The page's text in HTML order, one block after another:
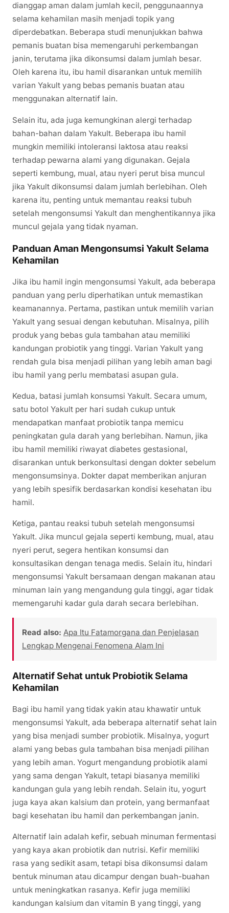
dianggap aman dalam jumlah kecil, penggunaannya
selama kehamilan masih menjadi topik yang
diperdebatkan. Beberapa studi menunjukkan bahwa
pemanis buatan bisa memengaruhi perkembangan
janin, terutama jika dikonsumsi dalam jumlah besar.
Oleh karena itu, ibu hamil disarankan untuk memilih
varian Yakult yang bebas pemanis buatan atau
menggunakan alternatif lain.
Selain itu, ada juga kemungkinan alergi terhadap
bahan-bahan dalam Yakult. Beberapa ibu hamil
mungkin memiliki intoleransi laktosa atau reaksi
terhadap pewarna alami yang digunakan. Gejala
seperti kembung, mual, atau nyeri perut bisa muncul
jika Yakult dikonsumsi dalam jumlah berlebihan. Oleh
karena itu, penting untuk memantau reaksi tubuh
setelah mengonsumsi Yakult dan menghentikannya jika
muncul gejala yang tidak nyaman.
Panduan Aman Mengonsumsi Yakult Selama
Kehamilan
Jika ibu hamil ingin mengonsumsi Yakult, ada beberapa
panduan yang perlu diperhatikan untuk memastikan
keamanannya. Pertama, pastikan untuk memilih varian
Yakult yang sesuai dengan kebutuhan. Misalnya, pilih
produk yang bebas gula tambahan atau memiliki
kandungan probiotik yang tinggi. Varian Yakult yang
rendah gula bisa menjadi pilihan yang lebih aman bagi
ibu hamil yang perlu membatasi asupan gula.
Kedua, batasi jumlah konsumsi Yakult. Secara umum,
satu botol Yakult per hari sudah cukup untuk
mendapatkan manfaat probiotik tanpa memicu
peningkatan gula darah yang berlebihan. Namun, jika
ibu hamil memiliki riwayat diabetes gestasional,
disarankan untuk berkonsultasi dengan dokter sebelum
mengonsumsinya. Dokter dapat memberikan anjuran
yang lebih spesifik berdasarkan kondisi kesehatan ibu
hamil.
Ketiga, pantau reaksi tubuh setelah mengonsumsi
Yakult. Jika muncul gejala seperti kembung, mual, atau
nyeri perut, segera hentikan konsumsi dan
konsultasikan dengan tenaga medis. Selain itu, hindari
mengonsumsi Yakult bersamaan dengan makanan atau
minuman lain yang mengandung gula tinggi, agar tidak
memengaruhi kadar gula darah secara berlebihan.
Read also: Apa Itu Fatamorgana dan Penjelasan
Lengkap Mengenai Fenomena Alam Ini
Alternatif Sehat untuk Probiotik Selama
Kehamilan
Bagi ibu hamil yang tidak yakin atau khawatir untuk
mengonsumsi Yakult, ada beberapa alternatif sehat lain
yang bisa menjadi sumber probiotik. Misalnya, yogurt
alami yang bebas gula tambahan bisa menjadi pilihan
yang lebih aman. Yogurt mengandung probiotik alami
yang sama dengan Yakult, tetapi biasanya memiliki
kandungan gula yang lebih rendah. Selain itu, yogurt
juga kaya akan kalsium dan protein, yang bermanfaat
bagi kesehatan ibu hamil dan perkembangan janin.
Alternatif lain adalah kefir, sebuah minuman fermentasi
yang kaya akan probiotik dan nutrisi. Kefir memiliki
rasa yang sedikit asam, tetapi bisa dikonsumsi dalam
bentuk minuman atau dicampur dengan buah-buahan
untuk meningkatkan rasanya. Kefir juga memiliki
kandungan kalsium dan vitamin B yang tinggi, yang